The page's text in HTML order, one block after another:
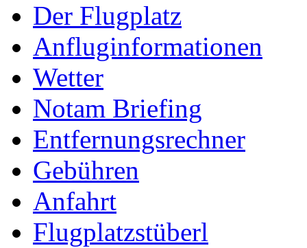
Der Flugplatz
Anfluginformationen
Wetter
Notam Briefing
Entfernungsrechner
Gebühren
Anfahrt
Flugplatzstüberl